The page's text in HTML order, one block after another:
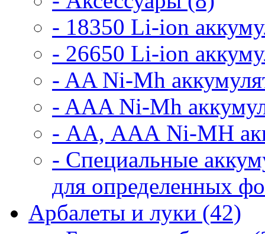
- 18350 Li-ion
- 26650 Li-ion
- AA Ni-Mh
- AAA Ni-Mh
- АА, ААА Ni-MH
- Специальные
для определенных
Арбалеты и луки (42)